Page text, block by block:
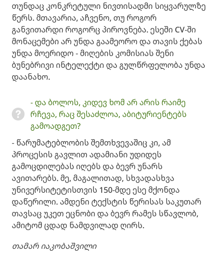
თუნდაც კონკრეტული ნივთისადმი სიყვარულზე
წერს. მთავარია, აჩვენო, თუ როგორ
განვითარდი როგორც პიროვნება. ესეში CV-ში
მონაცემები არ უნდა გაამეორო და თავის ქებას
უნდა მოერიდო - მიღების კომისიას შენი
ბუნებრივი ინტელექტი და გულწრფელობა უნდა
დაანახო.
​- და ბოლოს, კიდევ ხომ არ არის რაიმე
რჩევა, რაც შესაძლოა, აბიტურიენტებს
გამოადგეთ? ​
- წარუმატებლობის შემთხვევაშიც კი, ამ
პროცესის გავლით ადამიანი უდიდეს
გამოცდილებას იღებს და ბევრ უნარს
ავითარებს. მე, მაგალითად, სხვადასხვა
უნივერსიტეტისთვის 150-მდე ესე მქონდა
დაწერილი. ამდენი ტექსტის წერისას საკუთარ
თავსაც უკეთ ეცნობი და ბევრ რამეს სწავლობ,
ამიტომ ცდად ნამდვილად ღირს.
თამარ იაკობაშვილი